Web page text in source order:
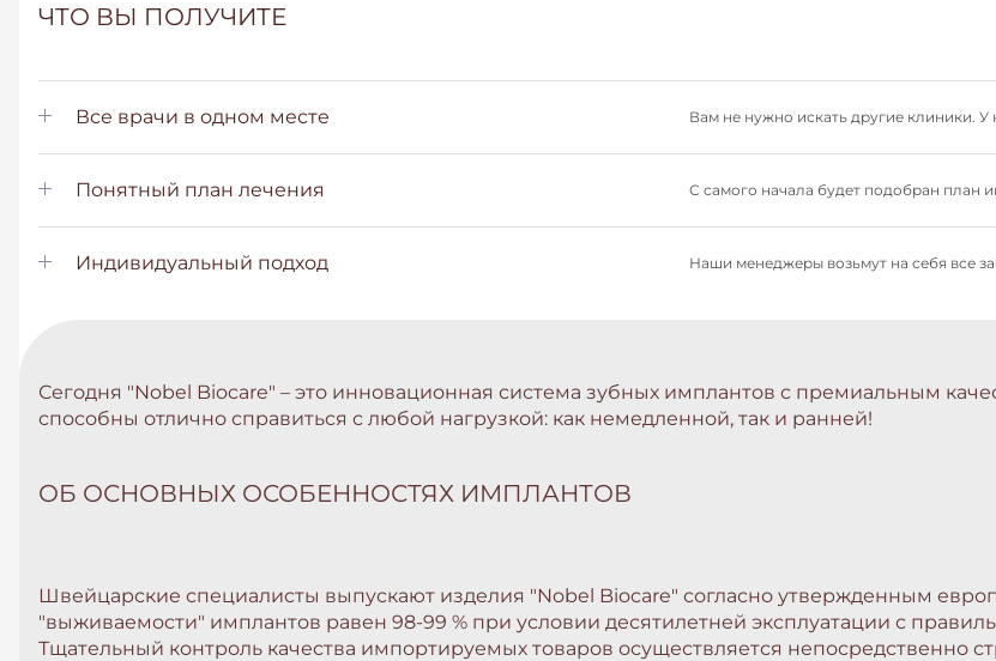
ЧТО ВЫ ПОЛУЧИТЕ
Все врачи в одном месте Вам не нужно искать другие клиники.
Понятный план лечения С самого начала будет подобран план
Индивидуальный подход Наши менеджеры возьмут на себя все
Сегодня "Nobel Biocare" – это инновационная система зубных имплантов с премиальным
способны отлично справиться с любой нагрузкой: как немедленной, так и ранней!
ОБ ОСНОВНЫХ ОСОБЕННОСТЯХ ИМПЛАНТОВ
Швейцарские специалисты выпускают изделия "Nobel Biocare" согласно утвержденным
"выживаемости" имплантов равен 98-99 % при условии десятилетней эксплуатации с
Тщательный контроль качества импортируемых товаров осуществляется непосредственно